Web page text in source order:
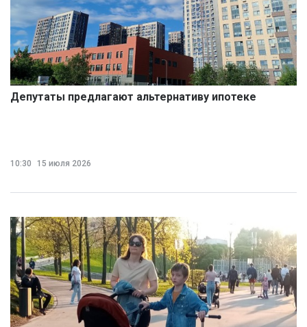
Депутаты предлагают альтернативу ипотеке
10:30 15 июля 2026